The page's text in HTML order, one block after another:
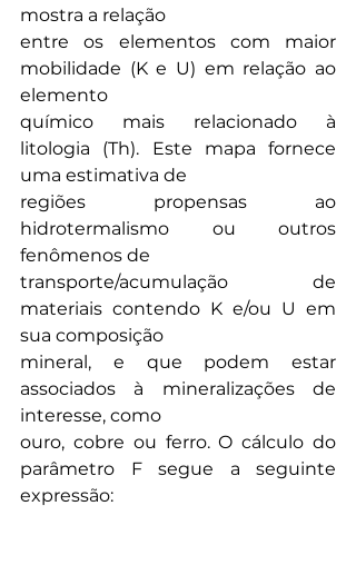
mostra a relação
entre os elementos com maior
mobilidade (K e U) em relação ao
elemento
químico mais relacionado à
litologia (Th). Este mapa fornece
uma estimativa de
regiões propensas ao
hidrotermalismo ou outros
fenômenos de
transporte/acumulação de
materiais contendo K e/ou U em
sua composição
mineral, e que podem estar
associados à mineralizações de
interesse, como
ouro, cobre ou ferro. O cálculo do
parâmetro F segue a seguinte
expressão: